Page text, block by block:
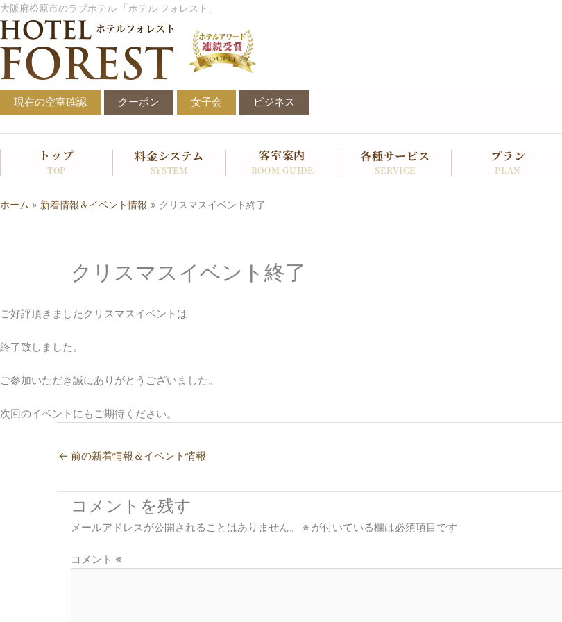
内
容
を
キ
ッ
大阪府松原市のラブホテル 「ホテル フォレスト」
現在の空室確認 クーポン 女子会 ビジネス
トップ
TOP
料金システム
SYSTEM
客室案内
ROOM GUIDE
各種サービス
SERVICE
プラン
PLAN
ホーム 新着情報＆イベント情報 クリスマスイベント終了
クリスマスイベント終了
ご好評頂きましたクリスマスイベントは
終了致しました。
ご参加いただき誠にありがとうございました。
次回のイベントにもご期待ください。
← 前の新着情報＆イベント情報
コメントを残す
メールアドレスが公開されることはありません。 ※ が付いている欄は必須項目です
コメント ※